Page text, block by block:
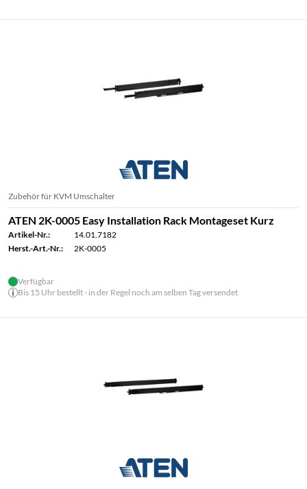
Zubehör für KVM Umschalter
ATEN 2K-0005 Easy Installation Rack Montageset Kurz
Artikel-Nr.:
14.01.7182
Herst.-Art.-Nr.:
2K-0005
Verfügbar
Bis 15 Uhr bestellt - in der Regel noch am selben Tag versendet